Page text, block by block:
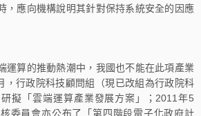
，應向機構說明其針對保持系統安全的因應
算的推動熱潮中，我國也不能在此項產業
，行政院科技顧問組（現已改組為行政院科
擬「雲端運算產業發展方案」；2011年5
委員會亦公布了「第四階段電子化政府計